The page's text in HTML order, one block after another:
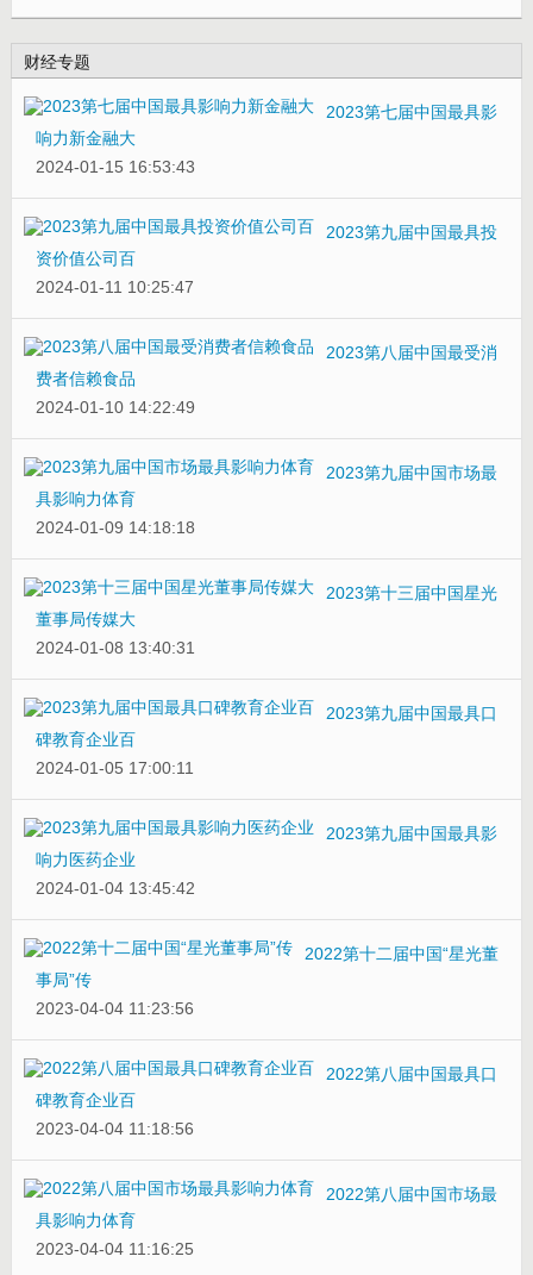
财经专题
2023第七届中国最具影
响力新金融大
2024-01-15 16:53:43
2023第九届中国最具投
资价值公司百
2024-01-11 10:25:47
2023第八届中国最受消
费者信赖食品
2024-01-10 14:22:49
2023第九届中国市场最
具影响力体育
2024-01-09 14:18:18
2023第十三届中国星光
董事局传媒大
2024-01-08 13:40:31
2023第九届中国最具口
碑教育企业百
2024-01-05 17:00:11
2023第九届中国最具影
响力医药企业
2024-01-04 13:45:42
2022第十二届中国“星光董
事局”传
2023-04-04 11:23:56
2022第八届中国最具口
碑教育企业百
2023-04-04 11:18:56
2022第八届中国市场最
具影响力体育
2023-04-04 11:16:25